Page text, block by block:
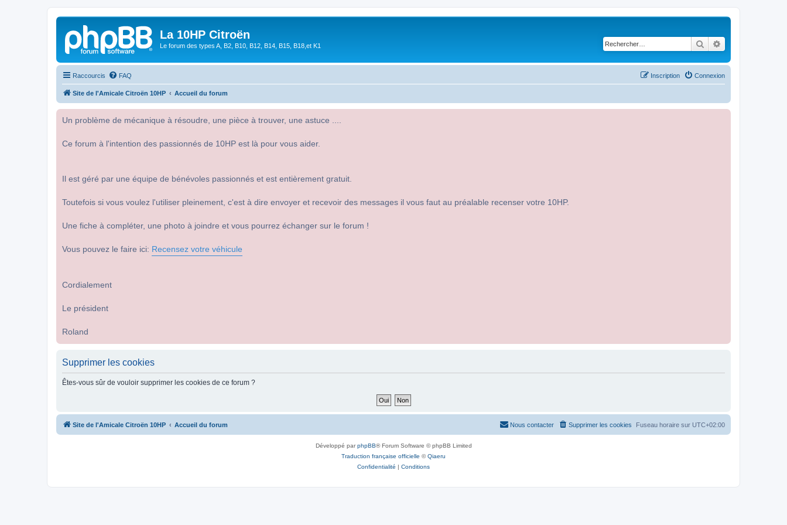
La 10HP Citroën
Le forum des types A, B2, B10, B12, B14, B15, B18,et K1 Rechercher
Raccourcis FAQ Connexion
Inscription
Site de l'Amicale Citroën 10HP Accueil du forum
Un problème de mécanique à résoudre, une pièce à trouver, une astuce ....
Ce forum à l'intention des passionnés de 10HP est là pour vous aider.
Il est géré par une équipe de bénévoles passionnés et est entièrement gratuit.
Toutefois si vous voulez l'utiliser pleinement, c'est à dire envoyer et recevoir des messages il vous faut au préalable recenser votre 10HP.
Une fiche à compléter, une photo à joindre et vous pourrez échanger sur le forum !
Vous pouvez le faire ici: Recensez votre véhicule
Cordialement
Le président
Roland
Supprimer les cookies
Êtes-vous sûr de vouloir supprimer les cookies de ce forum ?
Site de l'Amicale Citroën 10HP Accueil du forum Fuseau horaire sur UTC+02:00
Supprimer les cookies
Nous contacter
Développé parphpBB® Forum Software © phpBB Limited
Traduction française officielle ©Qiaeru
Confidentialité | Conditions